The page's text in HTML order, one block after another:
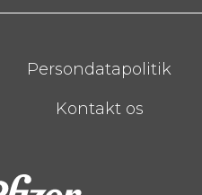
Persondatapolitik
Kontakt os